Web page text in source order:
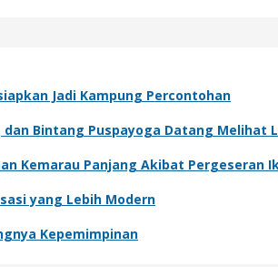
Jadi Kampung Percontohan
dan Bintang Puspayoga Datang Melihat
Kemarau Panjang Akibat Pergeseran
yang Lebih Modern
Kepemimpinan